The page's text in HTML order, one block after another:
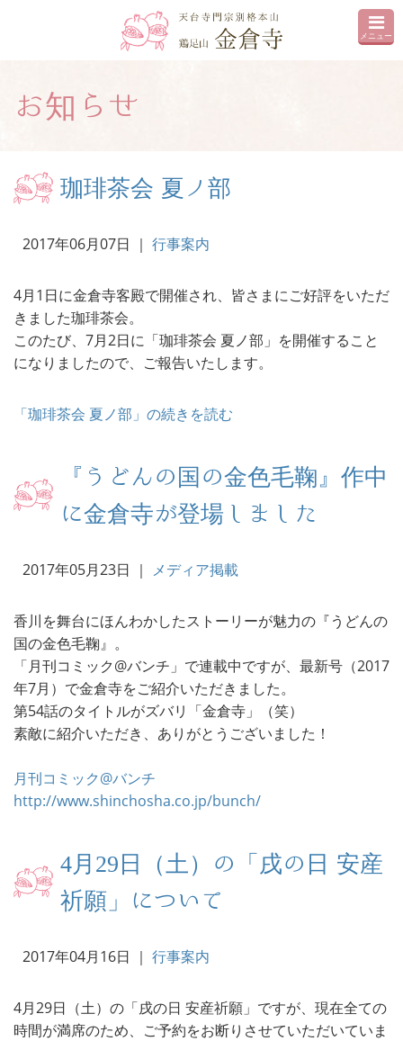
メニュー
お知らせ
珈琲茶会 夏ノ部
2017年06月07日 ｜ 行事案内
4月1日に金倉寺客殿で開催され、皆さまにご好評をいただ
きました珈琲茶会。
このたび、7月2日に「珈琲茶会 夏ノ部」を開催すること
になりましたので、ご報告いたします。
「珈琲茶会 夏ノ部」の続きを読む
『うどんの国の金色毛鞠』作中
に金倉寺が登場しました
2017年05月23日 ｜ メディア掲載
香川を舞台にほんわかしたストーリーが魅力の『うどんの
国の金色毛鞠』。
「月刊コミック@バンチ」で連載中ですが、最新号（2017
年7月）で金倉寺をご紹介いただきました。
第54話のタイトルがズバリ「金倉寺」（笑）
素敵に紹介いただき、ありがとうございました！
月刊コミック@バンチ
http://www.shinchosha.co.jp/bunch/
4月29日（土）の「戌の日 安産
祈願」について
2017年04月16日 ｜ 行事案内
4月29日（土）の「戌の日 安産祈願」ですが、現在全ての
時間が満席のため、ご予約をお断りさせていただいていま